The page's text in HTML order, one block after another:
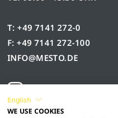
T: +49 7141 272-0
F: +49 7141 272-100
INFO@MESTO.DE
English
WE USE COOKIES